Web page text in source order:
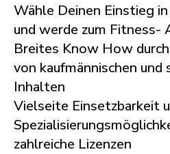
Wähle Deinen Einstieg
und werde zum Fitness-
Breites Know How
von kaufmännischen
Inhalten
Vielseite Einsetzbarkeit
zahlreiche Lizenzen